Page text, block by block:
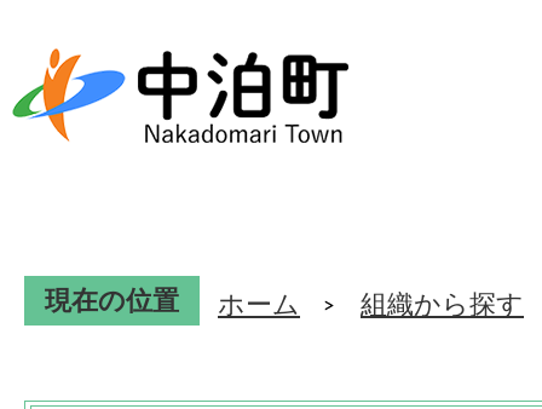
現在の位置 ホーム 組織から探す